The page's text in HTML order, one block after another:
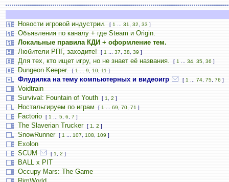
Новости игровой индустрии. [ 1 31 32 33 ]
Объявления по каналу + где Steam и Origin.
Локальные правила КДИ + оформление тем.
Любители РПГ, заходите!
[ 1 37 38 39 ]
Для тех, кто ищет игру, но не знает её названия. [ 1 34 35 36 ]
Dungeon Keeper. [ 1 9 10 11 ]
Флудилка на тему компьютерных и видеоигр [ 1 74 75 76 ]
Voidtrain
Survival: Fountain of Youth
[ 1 2 ]
Ностальгируем по играм [ 1 69 70 71 ]
Factorio [ 1 5 6 7 ]
The Slaverian Trucker [ 1 2 ]
SnowRunner [ 1 107 108 109 ]
Exolon
SCUM
[ 1 2 ]
BALL x PIT
Occupy Mars: The Game